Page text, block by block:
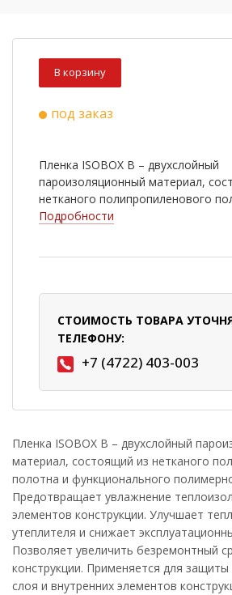
В корзину
под заказ
Пленка ISOBOX В – двухслойный
пароизоляционный материал,
нетканого полипропиленового
Подробности
СТОИМОСТЬ ТОВАРА
ТЕЛЕФОНУ:
+7 (4722) 403-003
Пленка ISOBOX В – двухслойный
материал, состоящий из нетканого
полотна и функционального
Предотвращает увлажнение
элементов конструкции. Улучшает
утеплителя и снижает
Позволяет увеличить безремонтный
конструкции. Применяется для
слоя и внутренних элементов